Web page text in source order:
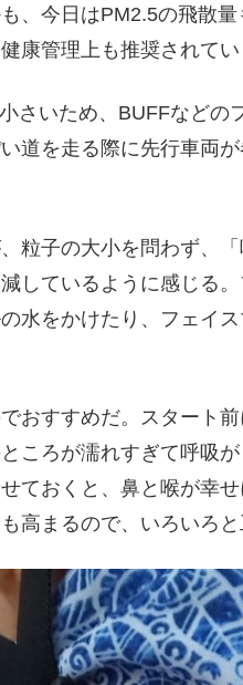
、今日はPM2.5の飛散
康管理上も推奨されてい
さいため、BUFFなど
道を走る際に先行車両
粒子の大小を問わず、
しているように感じる
水をかけたり、フェイ
おすすめだ。スタート
ころが濡れすぎて呼吸
ておくと、鼻と喉が幸
高まるので、いろいろと